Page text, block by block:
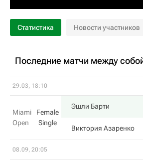
Статистика Новости участников
Последние матчи между
29.03, 18:10
Miami
Open
Female
Single
Эшли Барти
Виктория Азаренко
08.09, 20:05